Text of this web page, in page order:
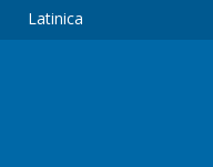
Latinica